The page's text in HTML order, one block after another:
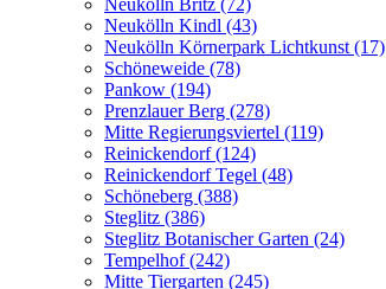
Neukölln Kindl (43)
Neukölln Körnerpark Lichtkunst (17)
Schöneweide (78)
Pankow (194)
Prenzlauer Berg (278)
Mitte Regierungsviertel (119)
Reinickendorf (124)
Reinickendorf Tegel (48)
Schöneberg (388)
Steglitz (386)
Steglitz Botanischer Garten (24)
Tempelhof (242)
Mitte Tiergarten (245)